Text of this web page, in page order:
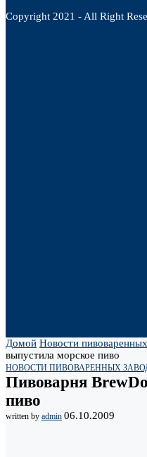
Copyright 2021 - All Right
Домой Новости
выпустила морское пиво
НОВОСТИ ПИВОВАРЕННЫХ
Пивоварня
пиво
written by admin 06.10.2009